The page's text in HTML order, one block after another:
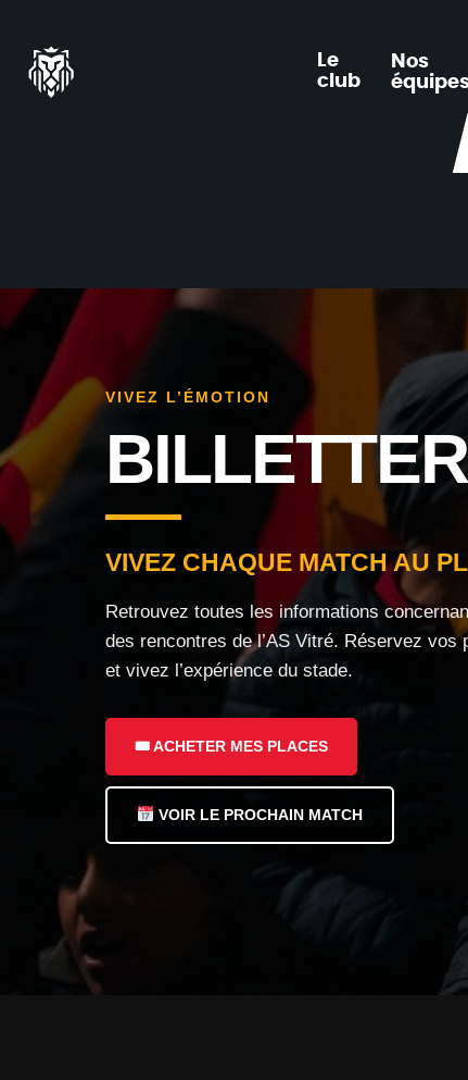
Le
club
Nos
VIVEZ L’ÉMOTION
VIVEZ CHAQUE MATCH AU
Retrouvez toutes les informations
des rencontres de l’AS Vitré. Réservez vos
et vivez l’expérience du stade.
🎟 ACHETER MES PLACES
VOIR LE PROCHAIN MATCH